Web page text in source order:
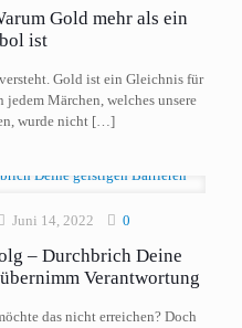
Gold mehr als ein
ist
Gold ist ein Gleichnis für
Märchen, welches unsere
wurde nicht […]
Juni 14, 2022 0
– Durchbrich Deine
Verantwortung
das nicht erreichen? Doch